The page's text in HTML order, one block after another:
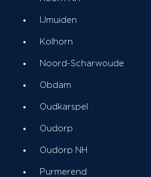
IJmuiden
Kolhorn
Noord-Scharwoude
Obdam
Oudkarspel
Oudorp
Oudorp NH
Purmerend